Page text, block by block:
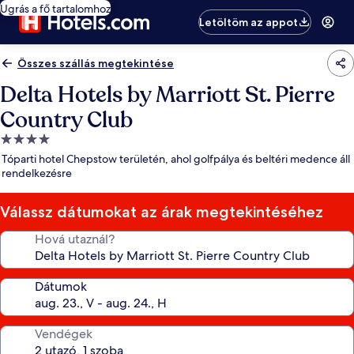
Ugrás a fő tartalomhoz
Letöltöm az appot
Összes szállás megtekintése
Delta Hotels by Marriott St. Pierre
Country Club
4.0
csillagos
szálláshely
Tóparti hotel Chepstow területén, ahol golfpálya és beltéri medence áll
rendelkezésre
Válassz dátumokat az árak megtekintéséhez
Hová utaznál?
Dátumok
Vendégek